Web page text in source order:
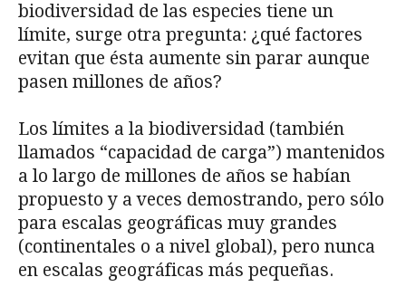
biodiversidad de las especies tiene un
límite, surge otra pregunta: ¿qué factores
evitan que ésta aumente sin parar aunque
pasen millones de años?
Los límites a la biodiversidad (también
llamados “capacidad de carga”) mantenidos
a lo largo de millones de años se habían
propuesto y a veces demostrando, pero sólo
para escalas geográficas muy grandes
(continentales o a nivel global), pero nunca
en escalas geográficas más pequeñas.